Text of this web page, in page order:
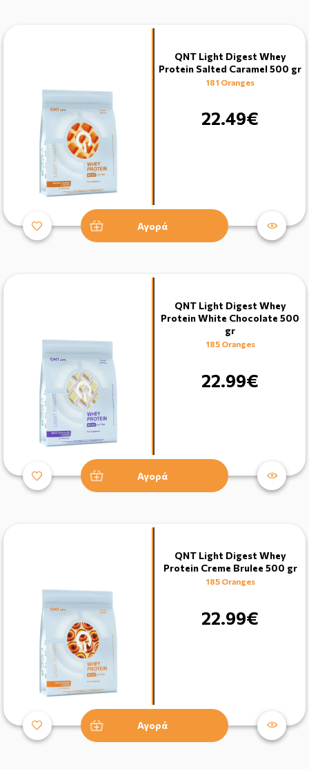
QNT Light Digest Whey
Protein Salted Caramel 500 gr
181 Oranges
22.49€
Αγορά
QNT Light Digest Whey
Protein White Chocolate 500
gr
185 Oranges
22.99€
Αγορά
QNT Light Digest Whey
Protein Creme Brulee 500 gr
185 Oranges
22.99€
Αγορά